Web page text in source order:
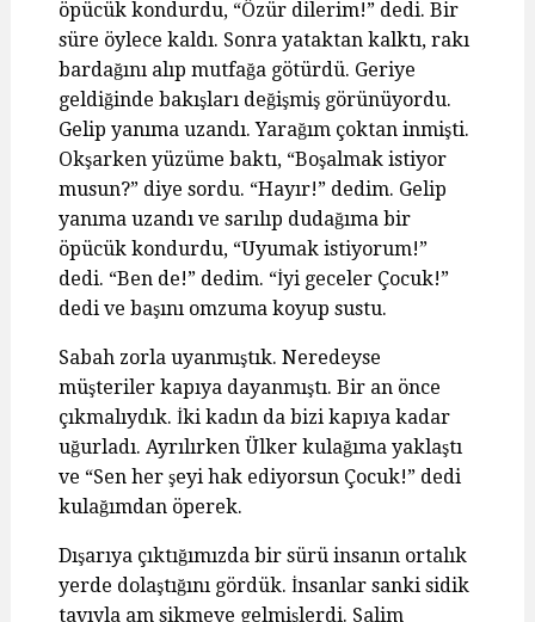
öpücük kondurdu, “Özür dilerim!” dedi. Bir
süre öylece kaldı. Sonra yataktan kalktı, rakı
bardağını alıp mutfağa götürdü. Geriye
geldiğinde bakışları değişmiş görünüyordu.
Gelip yanıma uzandı. Yarağım çoktan inmişti.
Okşarken yüzüme baktı, “Boşalmak istiyor
musun?” diye sordu. “Hayır!” dedim. Gelip
yanıma uzandı ve sarılıp dudağıma bir
öpücük kondurdu, “Uyumak istiyorum!”
dedi. “Ben de!” dedim. “İyi geceler Çocuk!”
dedi ve başını omzuma koyup sustu.
Sabah zorla uyanmıştık. Neredeyse
müşteriler kapıya dayanmıştı. Bir an önce
çıkmalıydık. İki kadın da bizi kapıya kadar
uğurladı. Ayrılırken Ülker kulağıma yaklaştı
ve “Sen her şeyi hak ediyorsun Çocuk!” dedi
kulağımdan öperek.
Dışarıya çıktığımızda bir sürü insanın ortalık
yerde dolaştığını gördük. İnsanlar sanki sidik
tavıyla am sikmeye gelmişlerdi. Salim